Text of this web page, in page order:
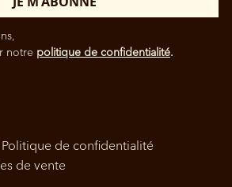
notre politique de confidentialité.
de confidentialité
de vente